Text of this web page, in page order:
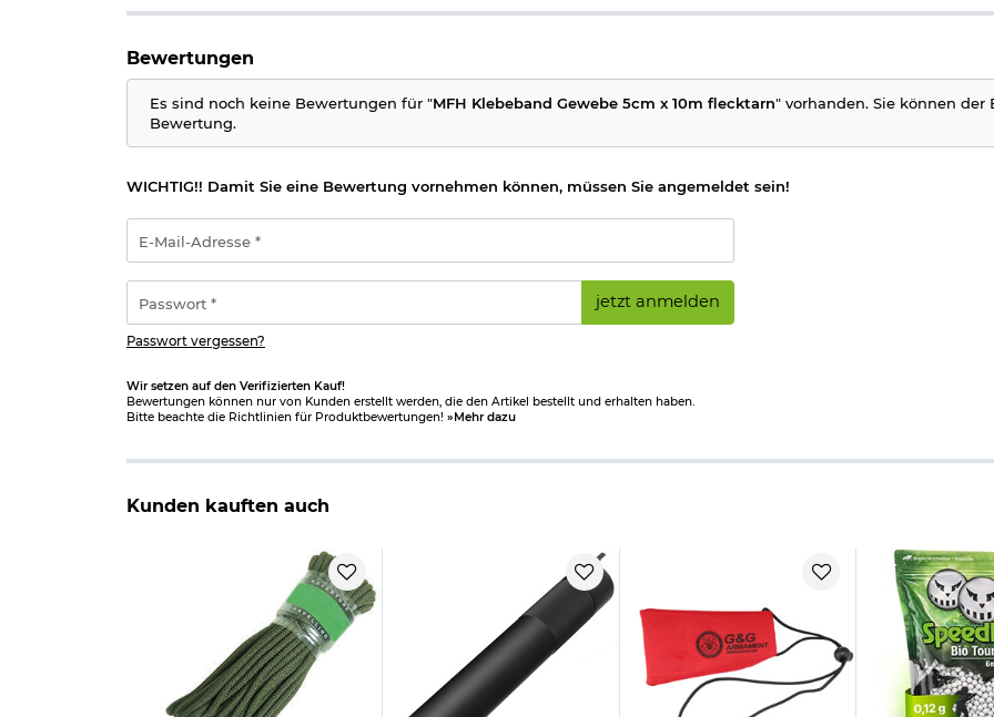
Bewertungen
Es sind noch keine Bewertungen für "MFH Klebeband Gewebe 5cm x 10m flecktarn" vorhanden. Sie können der
Bewertung.
WICHTIG!! Damit Sie eine Bewertung vornehmen können, müssen Sie angemeldet sein!
Mail-
Adresse
*
jetzt anmelden
Passwort vergessen?
Wir setzen auf den Verifizierten Kauf!
Bewertungen können nur von Kunden erstellt werden, die den Artikel bestellt und erhalten haben.
Bitte beachte die Richtlinien für Produktbewertungen! »Mehr dazu
Kunden kauften auch